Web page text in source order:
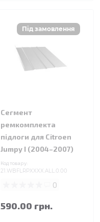
Сегмент
ремкомплекта
підлоги для Citroen
Jumpy I (2004–2007)
Код товару:
21.WBFLRPXXXX.ALL.0.00
0
590.00 грн.